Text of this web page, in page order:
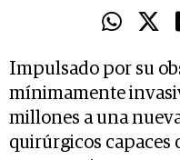
Impulsado por su
mínimamente
millones a una
quirúrgicos